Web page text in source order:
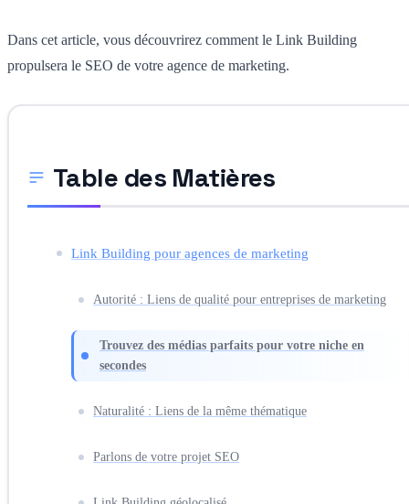
Dans cet article, vous découvrirez comment le Link Building
propulsera le SEO de votre agence de marketing.
Table des Matières
Link Building pour agences de marketing
Autorité : Liens de qualité pour entreprises de marketing
Trouvez des médias parfaits pour votre niche en
secondes
Naturalité : Liens de la même thématique
Parlons de votre projet SEO